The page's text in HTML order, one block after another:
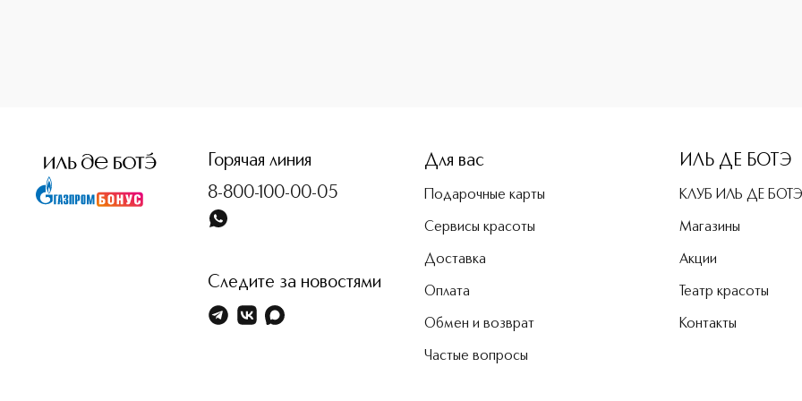
Горячая линия
8-800-100-00-05
Следите за новостями
Для вас
Подарочные карты
Сервисы красоты
Доставка
Оплата
Обмен и возврат
Частые вопросы
ИЛЬ ДЕ БОТЭ
КЛУБ ИЛЬ ДЕ БОТЭ
Магазины
Акции
Театр красоты
Контакты